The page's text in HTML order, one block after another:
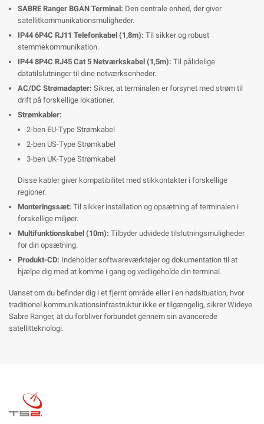
SABRE Ranger BGAN Terminal: Den centrale enhed, der giver
satellitkommunikationsmuligheder.
IP44 6P4C RJ11 Telefonkabel (1,8m): Til sikker og robust
stemmekommunikation.
IP44 8P4C RJ45 Cat 5 Netværkskabel (1,5m): Til pålidelige
datatilslutninger til dine netværksenheder.
AC/DC Strømadapter: Sikrer, at terminalen er forsynet med strøm til
drift på forskellige lokationer.
Strømkabler:
2-ben EU-Type Strømkabel
2-ben US-Type Strømkabel
3-ben UK-Type Strømkabel
Disse kabler giver kompatibilitet med stikkontakter i forskellige
regioner.
Monteringssæt: Til sikker installation og opsætning af terminalen i
forskellige miljøer.
Multifunktionskabel (10m): Tilbyder udvidede tilslutningsmuligheder
for din opsætning.
Produkt-CD: Indeholder softwareværktøjer og dokumentation til at
hjælpe dig med at komme i gang og vedligeholde din terminal.
Uanset om du befinder dig i et fjernt område eller i en nødsituation, hvor
traditionel kommunikationsinfrastruktur ikke er tilgængelig, sikrer Wideye
Sabre Ranger, at du forbliver forbundet gennem sin avancerede
satellitteknologi.